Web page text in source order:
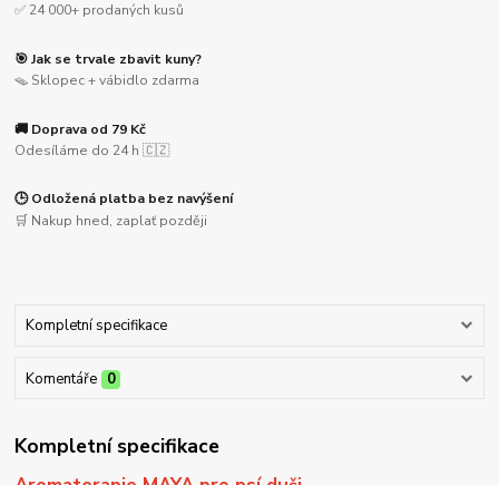
✅ 24 000+ prodaných kusů
🎯 Jak se trvale zbavit kuny?
🪤 Sklopec + vábidlo zdarma
🚚 Doprava od 79 Kč
Odesíláme do 24 h 🇨🇿
🕒 Odložená platba bez navýšení
🛒 Nakup hned, zaplať později
Kompletní specifikace
Komentáře 0
Kompletní specifikace